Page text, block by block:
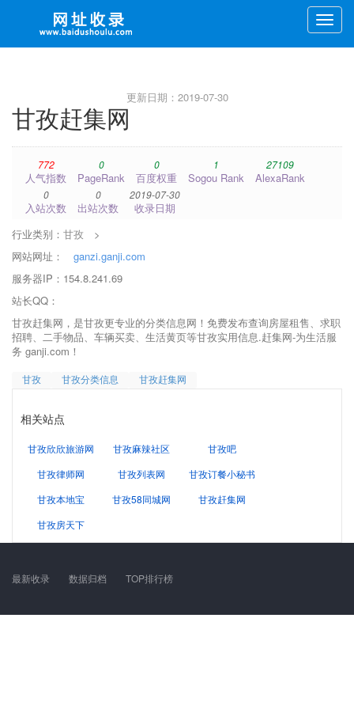
Toggle
更新日期：2019-07-30
甘孜赶集网
772
人气指数
0
PageRank
0
百度权重
1
Sogou Rank
27109
AlexaRank
0
入站次数
0
出站次数
2019-07-30
收录日期
行业类别： 甘孜
>
网站网址：
ganzi.ganji.com
服务器IP：154.8.241.69
站长QQ：
甘孜赶集网，是甘孜更专业的分类信息网！免费发布查询房屋租售、求职
招聘、二手物品、车辆买卖、生活黄页等甘孜实用信息.赶集网-为生活服
务 ganji.com！
甘孜 甘孜分类信息 甘孜赶集网
相关站点
甘孜欣欣旅游网 甘孜麻辣社区
甘孜吧
甘孜律师网
甘孜列表网
甘孜订餐小秘书
甘孜本地宝
甘孜58同城网
甘孜赶集网
甘孜房天下
最新收录 数据归档 TOP排行榜